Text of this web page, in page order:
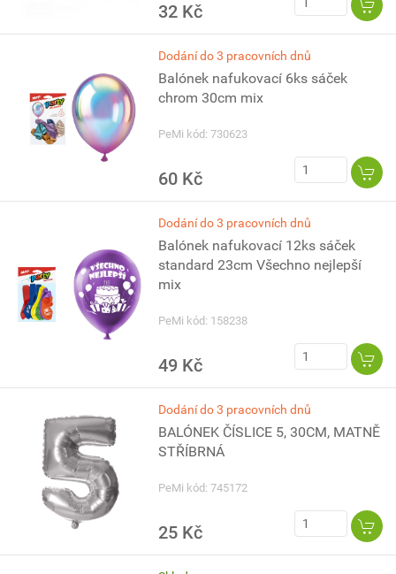
32 Kč
Dodání do 3 pracovních dnů
Balónek nafukovací 6ks sáček
chrom 30cm mix
PeMi kód: 730623
60 Kč
Dodání do 3 pracovních dnů
Balónek nafukovací 12ks sáček
standard 23cm Všechno nejlepší
mix
PeMi kód: 158238
49 Kč
Dodání do 3 pracovních dnů
BALÓNEK ČÍSLICE 5, 30CM, MATNĚ
STŘÍBRNÁ
PeMi kód: 745172
25 Kč